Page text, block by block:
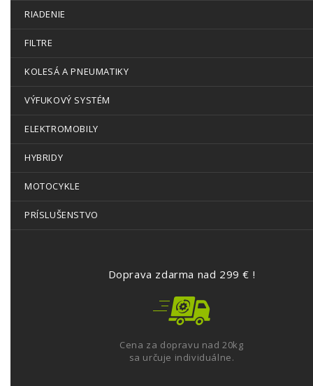
RIADENIE
FILTRE
KOLESÁ A PNEUMATIKY
VÝFUKOVÝ SYSTÉM
ELEKTROMOBILY
HYBRIDY
MOTOCYKLE
PRÍSLUŠENSTVO
Doprava zdarma nad 299 € !
Cena za dopravu nad 20kg
sa určuje individuálne.